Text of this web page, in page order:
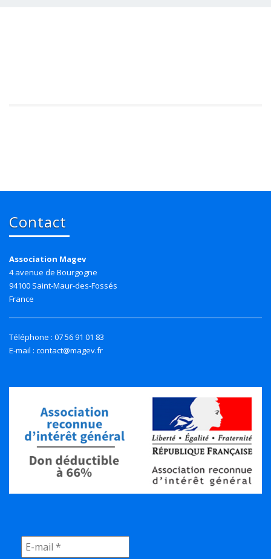
Contact
Association Magev
4 avenue de Bourgogne
94100 Saint-Maur-des-Fossés
France
Téléphone : 07 56 91 01 83
E-mail : contact@magev.fr